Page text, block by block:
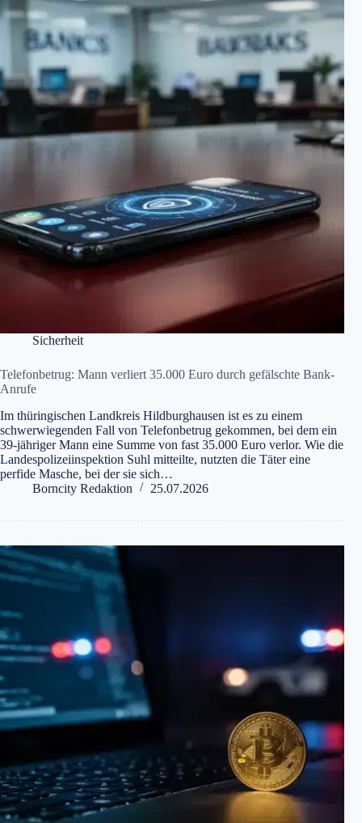
Sicherheit
Telefonbetrug: Mann verliert 35.000 Euro durch gefälschte Bank-
Anrufe
Im thüringischen Landkreis Hildburghausen ist es zu einem
schwerwiegenden Fall von Telefonbetrug gekommen, bei dem ein
39-jähriger Mann eine Summe von fast 35.000 Euro verlor. Wie die
Landespolizeiinspektion Suhl mitteilte, nutzten die Täter eine
perfide Masche, bei der sie sich…
Borncity Redaktion
25.07.2026